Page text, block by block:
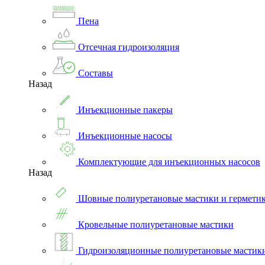
Пена
Отсечная гидроизоляция
Составы
Назад
Инъекционные пакеры
Инъекционные насосы
Комплектующие для инъекционных насосов
Назад
Шовные полиуретановые мастики и
Кровельные полиуретановые мастики
Гидроизоляционные полиуретановые